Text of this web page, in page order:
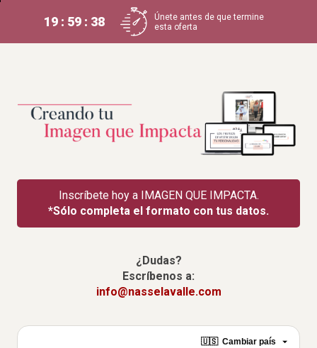
19 : 59 : 37
Únete antes de que termine
esta oferta
Inscríbete hoy a IMAGEN QUE IMPACTA.
*Sólo completa el formato con tus datos.
¿Dudas?
Escríbenos a:
info@nasselavalle.com
🇺🇸 Cambiar país